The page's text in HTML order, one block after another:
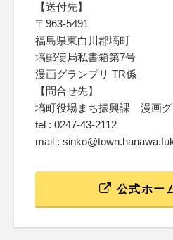
【送付先】
〒963-5491
福島県東白川郡塙町
塙郵便局私書箱第7号
漫画グランプリ TR係
【問合せ先】
塙町役場まち振興課 漫画
tel : 0247-43-2112
mail :
公式ホー